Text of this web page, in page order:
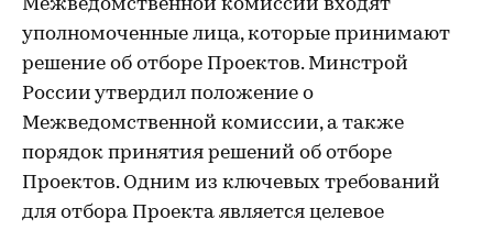
Межведомственной комиссии входят
уполномоченные лица, которые принимают
решение об отборе Проектов. Минстрой
России утвердил положение о
Межведомственной комиссии, а также
порядок принятия решений об отборе
Проектов. Одним из ключевых требований
для отбора Проекта является целевое